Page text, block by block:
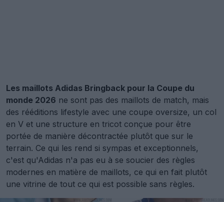
Les maillots Adidas Bringback pour la Coupe du
monde 2026 ne sont pas des maillots de match, mais
des rééditions lifestyle avec une coupe oversize, un col
en V et une structure en tricot conçue pour être
portée de manière décontractée plutôt que sur le
terrain. Ce qui les rend si sympas et exceptionnels,
c'est qu'Adidas n'a pas eu à se soucier des règles
modernes en matière de maillots, ce qui en fait plutôt
une vitrine de tout ce qui est possible sans règles.